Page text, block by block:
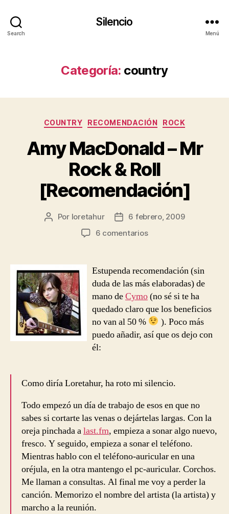
Search
Silencio
Menú
Categoría: country
Categorías
COUNTRY RECOMENDACIÓN ROCK
Amy MacDonald – Mr
Rock & Roll
[Recomendación]
Autor
Por loretahur
Fecha6 febrero, 2009
6 comentariosen
Rock
&
Roll
[Recomendación]
Estupenda recomendación (sin
duda de las más elaboradas) de
mano deCymo(no sé si te ha
quedado claro que los beneficios
no van al 50 %
). Poco más
puedo añadir, así que os dejo con
él:
Como diría Loretahur, ha roto mi silencio.
Todo empezó un día de trabajo de esos en que no
sabes si cortarte las venas o dejártelas largas. Con la
oreja pinchada alast.fm, empieza a sonar algo nuevo,
fresco. Y seguido, empieza a sonar el teléfono.
Mientras hablo con el teléfono-auricular en una
oréjula, en la otra mantengo el pc-auricular. Corchos.
Me llaman a consultas. Al final me voy a perder la
canción. Memorizo el nombre del artista (la artista) y
marcho a la reunión.